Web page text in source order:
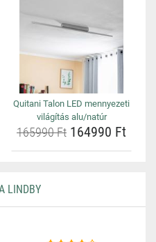
Quitani Talon LED mennyezeti
világítás alu/natúr
165990 Ft 164990 Ft
LINDBY